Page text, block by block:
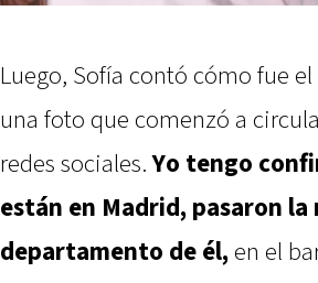
Luego, Sofía contó cómo fue
una foto que comenzó a
redes sociales.Yo tengo
están en Madrid, pasaron
departamento de él,en el